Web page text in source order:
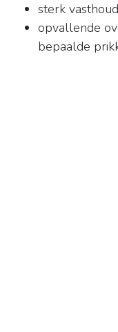
sterk
opvallende
bepaalde